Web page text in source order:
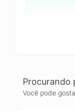
Procurando
Você pode